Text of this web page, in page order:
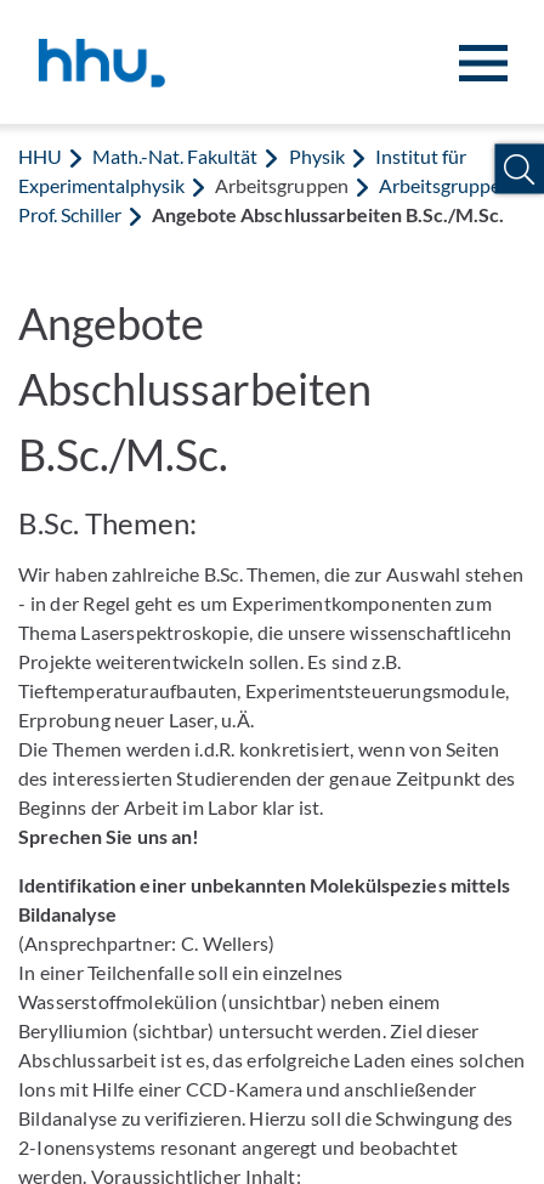
HHU Math.-Nat. Fakultät Physik
Institut für
Experimentalphysik
Arbeitsgruppen
Arbeitsgruppe
Prof. Schiller
Angebote Abschlussarbeiten B.Sc./M.Sc.
Angebote
Abschlussarbeiten
B.Sc./M.Sc.
B.Sc. Themen:
Wir haben zahlreiche B.Sc. Themen, die zur Auswahl stehen
- in der Regel geht es um Experimentkomponenten zum
Thema Laserspektroskopie, die unsere wissenschaftlicehn
Projekte weiterentwickeln sollen. Es sind z.B.
Tieftemperaturaufbauten, Experimentsteuerungsmodule,
Erprobung neuer Laser, u.Ä.
Die Themen werden i.d.R. konkretisiert, wenn von Seiten
des interessierten Studierenden der genaue Zeitpunkt des
Beginns der Arbeit im Labor klar ist.
Sprechen Sie uns an!
Identifikation einer unbekannten Molekülspezies mittels
Bildanalyse
(Ansprechpartner: C. Wellers)
In einer Teilchenfalle soll ein einzelnes
Wasserstoffmolekülion (unsichtbar) neben einem
Berylliumion (sichtbar) untersucht werden. Ziel dieser
Abschlussarbeit ist es, das erfolgreiche Laden eines solchen
Ions mit Hilfe einer CCD-Kamera und anschließender
Bildanalyse zu verifizieren. Hierzu soll die Schwingung des
2-Ionensystems resonant angeregt und beobachtet
werden. Voraussichtlicher Inhalt: